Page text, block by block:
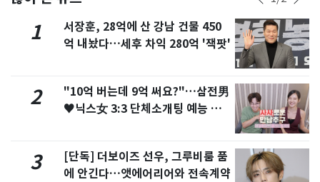
1
서장훈, 28억에 산 강남 건물 450
억 내놨다…세후 차익 280억 '잭팟'
2
"10억 버는데 9억 써요?"…삼전男
♥닉스女 3:3 단체소개팅 예능 화
3
[단독] 더보이즈 선우, 그루비룸 품
에 안긴다…앳에어리어와 전속계약